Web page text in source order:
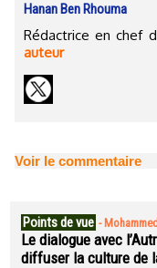
Hanan Ben Rhouma
Rédactrice en chef
auteur
Voir le commentaire
Points de vue -
Le dialogue avec
diffuser la culture de